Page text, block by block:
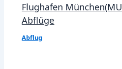
Flughafen
Abflüge
Abflug